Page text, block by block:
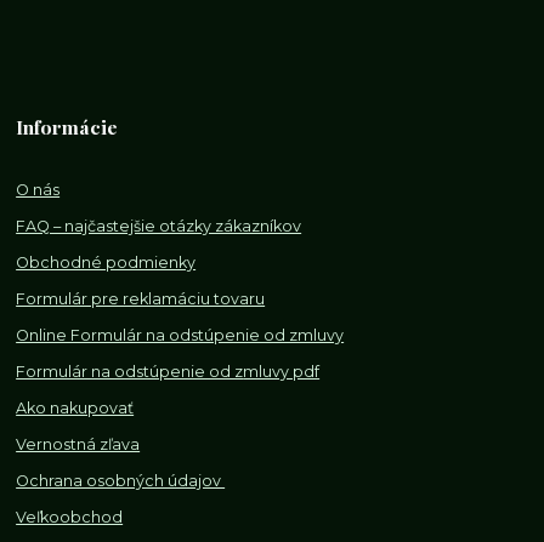
Informácie
O nás
FAQ – najčastejšie otázky zákazníkov
Obchodné podmienky
Formulár pre reklamáciu tovaru
Online Formulár na odstúpenie od zmluvy
Formulár na odstúpenie od zmluvy pdf
Ako nakupovať
Vernostná zľava
Ochrana osobných údajov
Veľkoobchod